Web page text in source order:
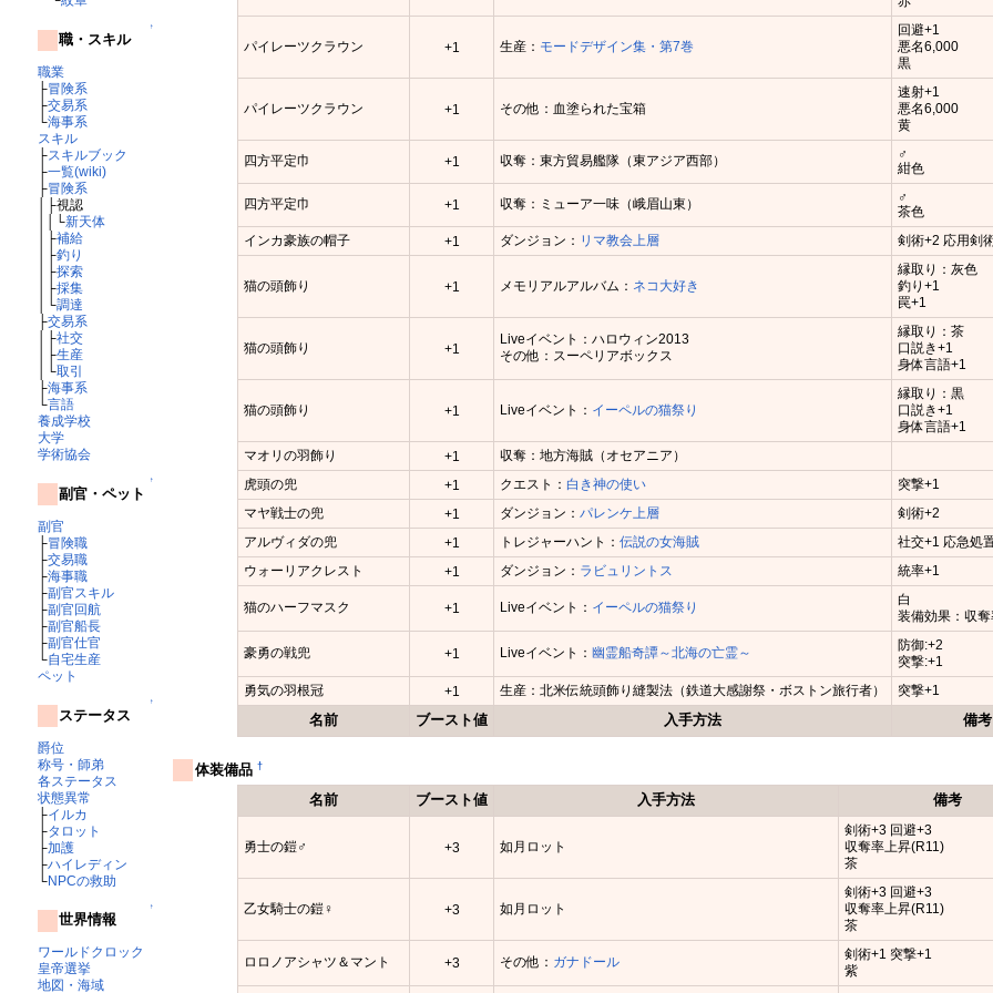
↑
職・スキル
職業
├冒険系
├交易系
└海事系
スキル
├スキルブック
├一覧(wiki)
├冒険系
│├視認
││└新天体
│├補給
│├釣り
│├探索
│├採集
│└調達
├交易系
│├社交
│├生産
│└取引
├海事系
└言語
養成学校
大学
学術協会
↑
副官・ペット
副官
├冒険職
├交易職
├海事職
├副官スキル
├副官回航
├副官船長
├副官仕官
└自宅生産
ペット
↑
ステータス
爵位
称号・師弟
各ステータス
状態異常
├イルカ
├タロット
├加護
├ハイレディン
└NPCの救助
↑
世界情報
ワールドクロック
皇帝選挙
地図・海域
名前 ブースト値 入手方法 備考
パイレーツクラウン +1 生産： モードデザイン集・第7巻
回避+1
悪名6,000
黒
パイレーツクラウン +1 その他：血塗られた宝箱
速射+1
悪名6,000
黄
四方平定巾 +1 収奪：東方貿易艦隊（東アジア西部）
♂
紺色
四方平定巾 +1 収奪：ミューア一味（峨眉山東）
♂
茶色
インカ豪族の帽子
+1 ダンジョン： リマ教会上層 剣術+2 応用剣
猫の頭飾り +1 メモリアルアルバム： ネコ大好き
縁取り：灰色
釣り+1
罠+1
猫の頭飾り +1
Liveイベント：ハロウィン2013
その他：スーペリアボックス
縁取り：茶
口説き+1
身体言語+1
猫の頭飾り +1 Liveイベント： イーペルの猫祭り
縁取り：黒
口説き+1
身体言語+1
マオリの羽飾り
+1
収奪：地方海賊（オセアニア）
虎頭の兜
+1 クエスト： 白き神の使い
突撃+1
マヤ戦士の兜
+1 ダンジョン： パレンケ上層
剣術+2
アルヴィダの兜
+1 トレジャーハント：伝説の女海賊
社交+1 応急処
ウォーリアクレスト
+1 ダンジョン： ラビュリントス 統率+1
猫のハーフマスク +1 Liveイベント： イーペルの猫祭り
白
装備効果：収
豪勇の戦兜 +1 Liveイベント：幽霊船奇譚～北海の亡霊～
防御:+2
突撃:+1
勇気の羽根冠
+1 生産：北米伝統頭飾り縫製法（鉄道大感謝祭・ボストン旅行者） 突撃+1
体装備品 †
名前 ブースト値 入手方法 備考
勇士の鎧♂ +3 如月ロット
剣術+3 回避+3
収奪率上昇(R11)
茶
乙女騎士の鎧♀ +3 如月ロット
剣術+3 回避+3
収奪率上昇(R11)
茶
ロロノアシャツ＆マント +3 その他： ガナドール
剣術+1 突撃+1
紫